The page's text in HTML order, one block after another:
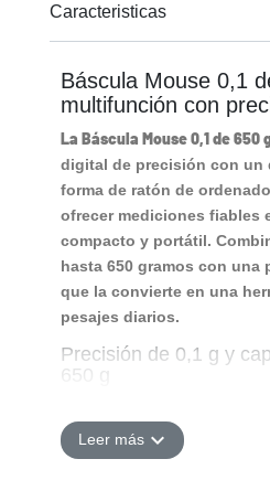
Caracteristicas
Báscula Mouse 0,1
multifunción con
La Báscula Mouse 0,1 de 650
digital de precisión con un
forma de ratón de
ofrecer mediciones fiables
compacto y portátil.
hasta 650 gramos con una
que la convierte en una
pesajes diarios.
Precisión de 0,1 g y
650 g
de 0,1 g hasta 650 g, lo
pequeñas cantidades como
Leer más expand_more